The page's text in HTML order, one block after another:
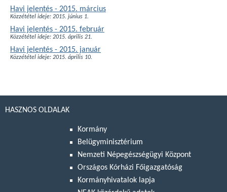
Havi jelentés - 2015. március
Közzététel ideje: 2015. június 1.
Havi jelentés - 2015. február
Közzététel ideje: 2015. április 21.
Havi jelentés - 2015. január
Közzététel ideje: 2015. április 10.
HASZNOS OLDALAK
Kormány
Belügyminisztérium
Nemzeti Népegészségügyi Központ
Országos Kórházi Főigazgatóság
Kormányhivatalok lapja